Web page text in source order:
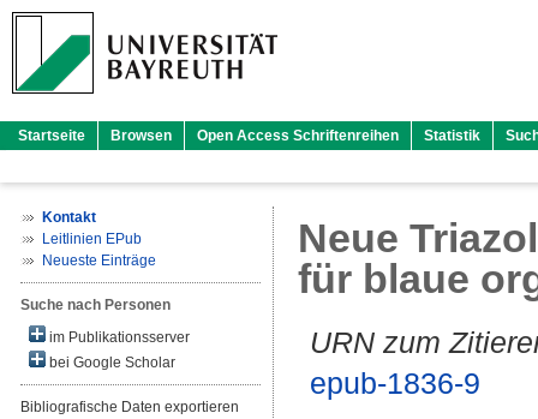
Startseite Browsen Open Access Schriftenreihen Statistik
Kontakt
Leitlinien EPub
Neueste Einträge
Suche nach Personen
im Publikationsserver
bei Google Scholar
Bibliografische Daten exportieren
Neue
für blaue
URN zum
epub-1836-9